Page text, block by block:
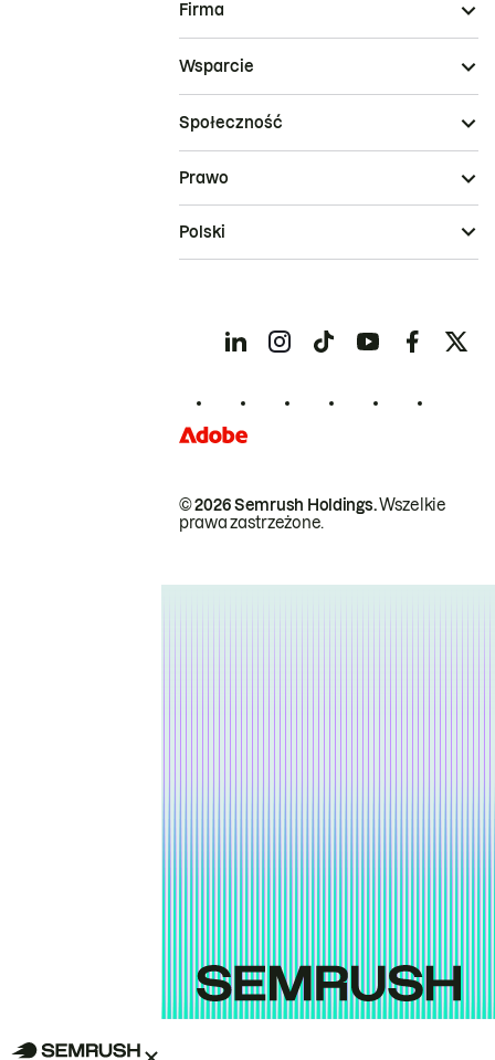
Firma
Wsparcie
Społeczność
© 2026 Semrush Holdings.Wszelkie
prawa zastrzeżone.
Prawo
Polski